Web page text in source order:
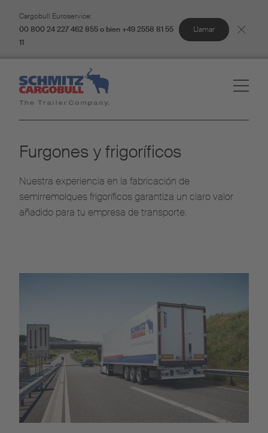
Cargobull Euroservice:
00 800 24 227 462 855 o bien +49 2558 81 55
11
Llamar
Furgones y frigoríficos
Nuestra experiencia en la fabricación de
semirremolques frigoríficos garantiza un claro valor
añadido para tu empresa de transporte.